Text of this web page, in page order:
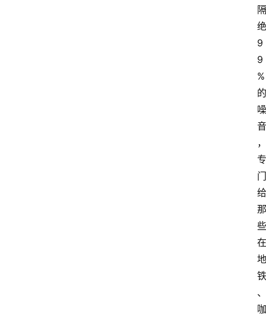
隔
绝
9
9
%
的
噪
音
，
专
门
给
那
些
在
地
铁
、
咖